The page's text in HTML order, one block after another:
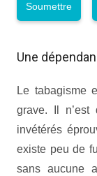
Une
Le tabagisme
grave. Il n’est
invétérés
existe peu de
sans aucune